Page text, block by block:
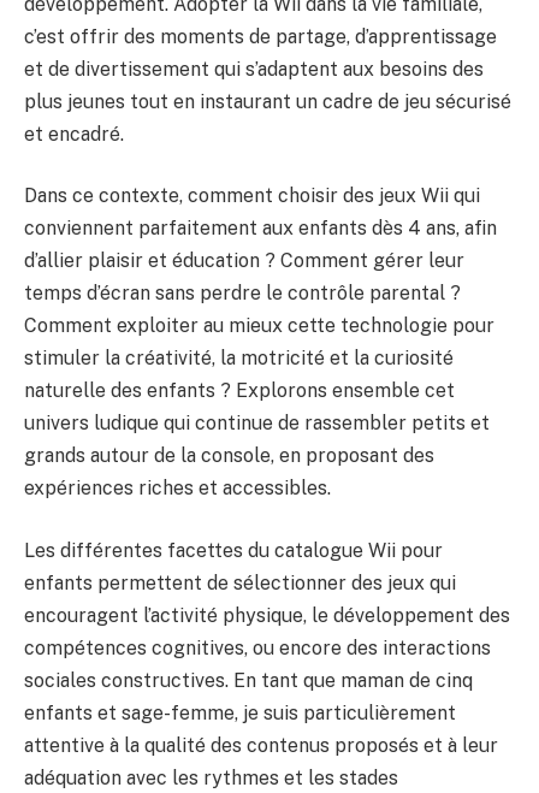
c’est offrir des moments de partage, d’apprentissage
et de divertissement qui s’adaptent aux besoins des
plus jeunes tout en instaurant un cadre de jeu sécurisé
et encadré.
Dans ce contexte, comment choisir des jeux Wii qui
conviennent parfaitement aux enfants dès 4 ans, afin
d’allier plaisir et éducation ? Comment gérer leur
temps d’écran sans perdre le contrôle parental ?
Comment exploiter au mieux cette technologie pour
stimuler la créativité, la motricité et la curiosité
naturelle des enfants ? Explorons ensemble cet
univers ludique qui continue de rassembler petits et
grands autour de la console, en proposant des
expériences riches et accessibles.
Les différentes facettes du catalogue Wii pour
enfants permettent de sélectionner des jeux qui
encouragent l’activité physique, le développement des
compétences cognitives, ou encore des interactions
sociales constructives. En tant que maman de cinq
enfants et sage-femme, je suis particulièrement
attentive à la qualité des contenus proposés et à leur
adéquation avec les rythmes et les stades